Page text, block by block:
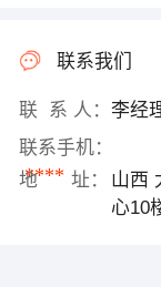
联系我们
联 系 人： 李经
联系手机：
****
地 址：
山西
心10